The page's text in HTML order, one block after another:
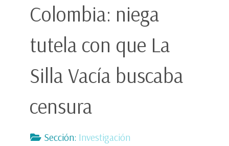
Colombia: niega
tutela con que La
Silla Vacía buscaba
censura
Sección: Investigación